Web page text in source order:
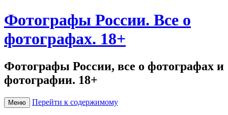
Фотографы России. Все о
фотографах. 18+
Фотографы России, все о фотографах и
фотографии. 18+
Меню Перейти к содержимому